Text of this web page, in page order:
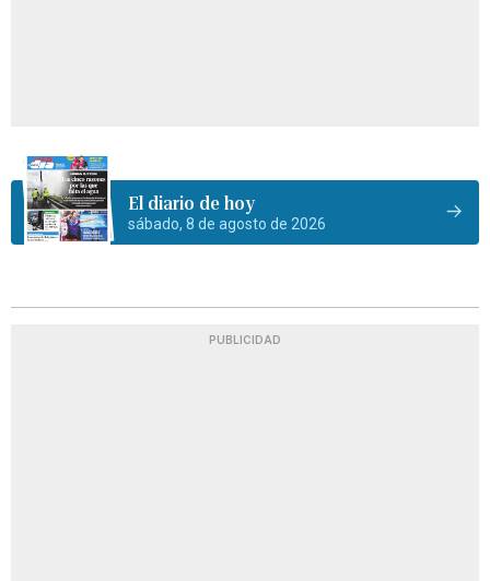
El diario de hoy
sábado, 8 de agosto de 2026
PUBLICIDAD